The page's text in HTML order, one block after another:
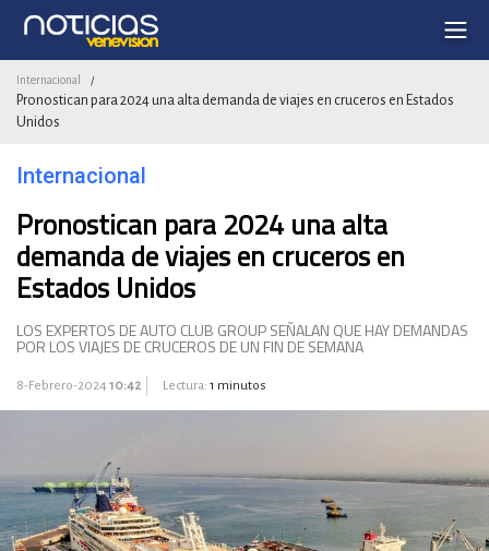
Internacional /
Pronostican para 2024 una alta demanda de viajes en cruceros en Estados
Unidos
Internacional
Pronostican para 2024 una alta
demanda de viajes en cruceros en
Estados Unidos
LOS EXPERTOS DE AUTO CLUB GROUP SEÑALAN QUE HAY DEMANDAS
POR LOS VIAJES DE CRUCEROS DE UN FIN DE SEMANA
8-Febrero-2024 10:42 Lectura: 1 minutos